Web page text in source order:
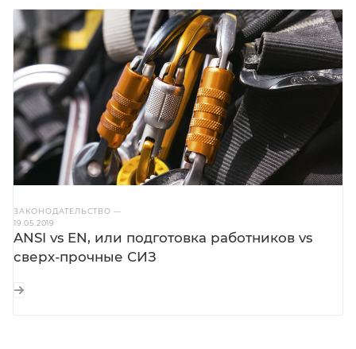
ЗАКОНОДАТЕЛЬСТВО —
19.05.2019
ANSI vs EN, или подготовка работников vs
сверх-прочные СИЗ